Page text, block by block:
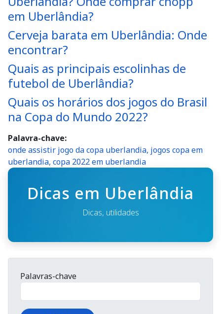
em Uberlândia?
Cerveja barata em Uberlândia: Onde
encontrar?
Quais as principais escolinhas de
futebol de Uberlândia?
Quais os horários dos jogos do Brasil
na Copa do Mundo 2022?
Palavra-chave
onde assistir jogo da copa uberlandia, jogos copa em
uberlandia, copa 2022 em uberlandia
Dicas em Uberlândia
Dicas, utilidades
Palavras-chave